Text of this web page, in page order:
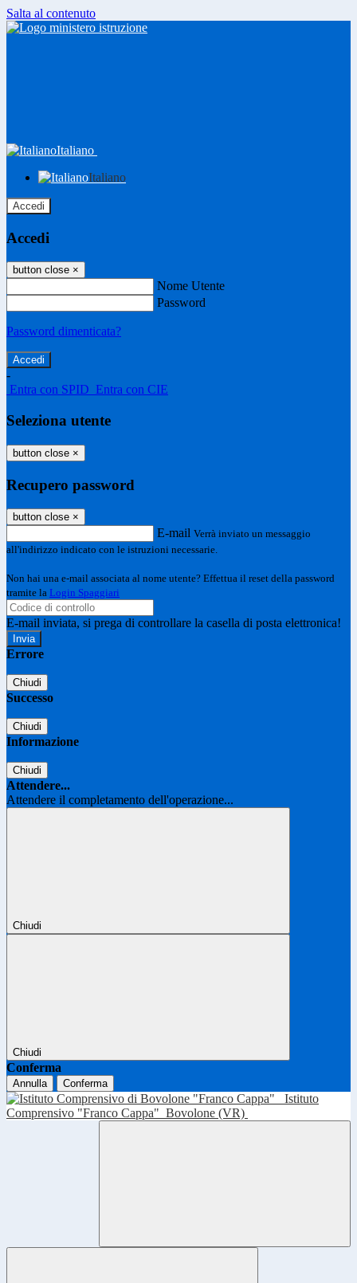
Salta al contenuto
Italiano
Italiano
Accedi
Accedi
button close ×
Nome Utente
Password
Password dimenticata?
-
Entra con SPID Entra con CIE
Seleziona utente
button close ×
Recupero password
button close ×
E-mail Verrà inviato un messaggio
all'indirizzo indicato con le istruzioni necessarie.
Non hai una e-mail associata al nome utente? Effettua il reset della password
tramite la Login Spaggiari
E-mail inviata, si prega di controllare la casella di posta elettronica!
Errore
Chiudi
Successo
Chiudi
Informazione
Chiudi
Attendere...
Attendere il completamento dell'operazione...
Chiudi
Chiudi
Conferma
Annulla Conferma
Istituto
Comprensivo "Franco Cappa" Bovolone (VR)